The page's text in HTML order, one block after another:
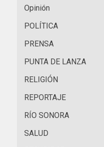
Opinión
POLÍTICA
PRENSA
PUNTA DE LANZA
RELIGIÓN
REPORTAJE
RÍO SONORA
SALUD